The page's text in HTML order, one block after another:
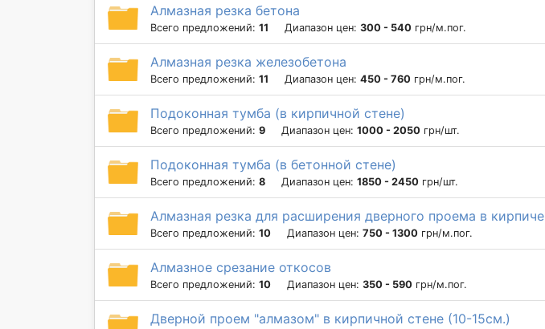
Алмазная резка бетона
Всего предложений: 11 Диапазон цен: 300 - 540 грн/м.пог.
Алмазная резка железобетона
Всего предложений: 11 Диапазон цен: 450 - 760 грн/м.пог.
Подоконная тумба (в кирпичной стене)
Всего предложений: 9 Диапазон цен: 1000 - 2050 грн/шт.
Подоконная тумба (в бетонной стене)
Всего предложений: 8 Диапазон цен: 1850 - 2450 грн/шт.
Алмазная резка для расширения дверного проема в кирпиче
Всего предложений: 10 Диапазон цен: 750 - 1300 грн/м.пог.
Алмазное срезание откосов
Всего предложений: 10 Диапазон цен: 350 - 590 грн/м.пог.
Дверной проем "алмазом" в кирпичной стене (10-15см.)